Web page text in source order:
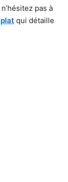
pas à
qui détaille